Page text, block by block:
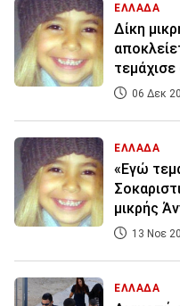
ΕΛΛΑΔΑ
Δίκη
06 Δεκ
ΕΛΛΑΔΑ
«Εγώ
μικρής
13 Νοε
ΕΛΛΑΔΑ